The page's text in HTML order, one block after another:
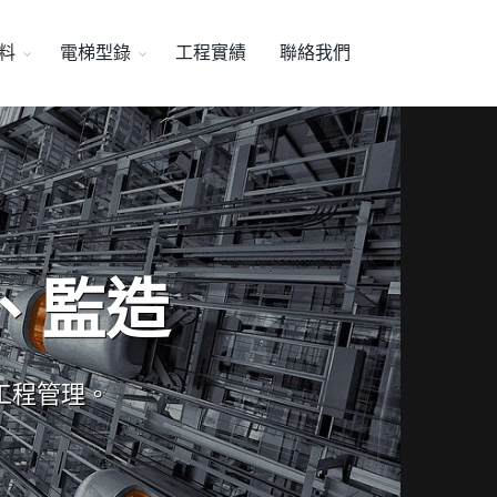
電梯型錄 工程實績 聯絡我們
監造
程管理。